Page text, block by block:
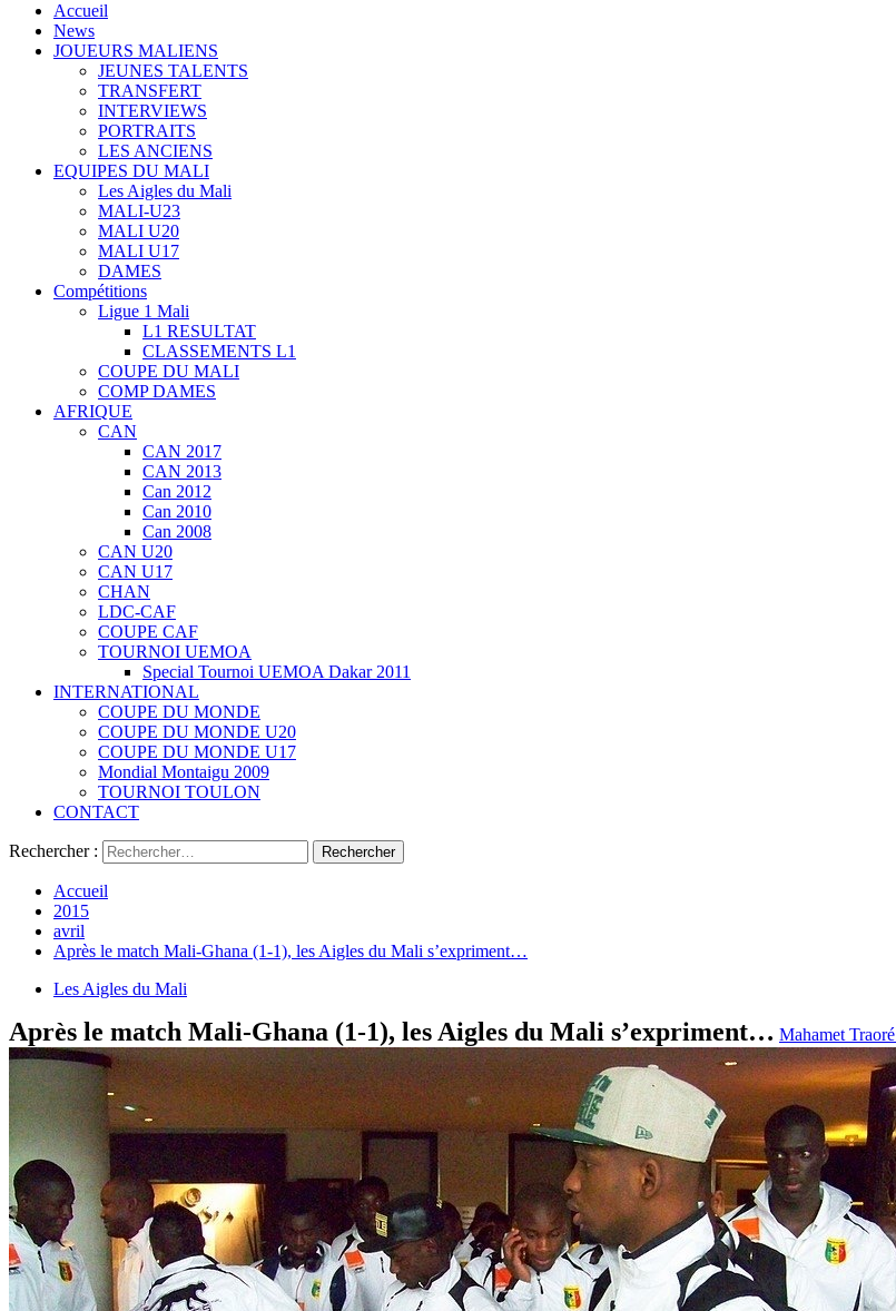
Accueil
News
JOUEURS MALIENS
JEUNES TALENTS
TRANSFERT
INTERVIEWS
PORTRAITS
LES ANCIENS
EQUIPES DU MALI
Les Aigles du Mali
MALI-U23
MALI U20
MALI U17
DAMES
Compétitions
Ligue 1 Mali
L1 RESULTAT
CLASSEMENTS L1
COUPE DU MALI
COMP DAMES
AFRIQUE
CAN
CAN 2017
CAN 2013
Can 2012
Can 2010
Can 2008
CAN U20
CAN U17
CHAN
LDC-CAF
COUPE CAF
TOURNOI UEMOA
Special Tournoi UEMOA Dakar 2011
INTERNATIONAL
COUPE DU MONDE
COUPE DU MONDE U20
COUPE DU MONDE U17
Mondial Montaigu 2009
TOURNOI TOULON
CONTACT
Rechercher :
Accueil
2015
avril
Après le match Mali-Ghana (1-1), les Aigles du Mali s’expriment…
Les Aigles du Mali
Après le match Mali-Ghana (1-1), les Aigles du Mali s’expriment… Mahamet Traoré